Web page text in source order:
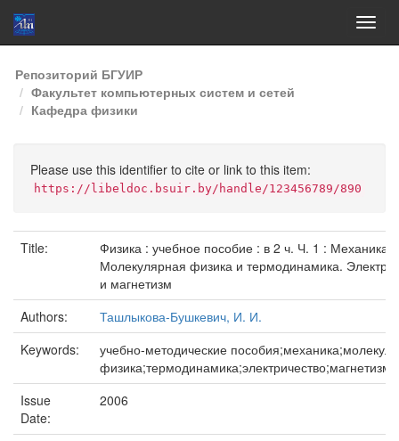
Skip
navigation
Репозиторий БГУИР
Факультет компьютерных систем и сетей
Кафедра физики
Please use this identifier to cite or link to this item:
https://libeldoc.bsuir.by/handle/123456789/890
Title:
Физика : учебное пособие : в 2 ч. Ч. 1 : Механика.
Молекулярная физика и термодинамика.
и магнетизм
Authors:
Ташлыкова-Бушкевич, И. И.
Keywords:
учебно-методические
Issue
Date:
2006